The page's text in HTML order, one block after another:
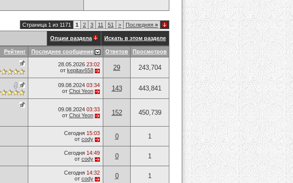
Страница 1 из 1171 1 2 3 11 51 > Последняя »
Опции раздела Искать в этом разделе
Рейтинг Последнее сообщение Ответов Просмотров
28.05.2026 23:02
от kepitav658 29 243,704
09.08.2024 03:34
от Choi Yeon 143 443,841
09.08.2024 03:33
от Choi Yeon 152 450,739
Сегодня 15:03
от cody 0 1
Сегодня 14:49
от cody 0 1
Сегодня 14:32
от cody 0 1